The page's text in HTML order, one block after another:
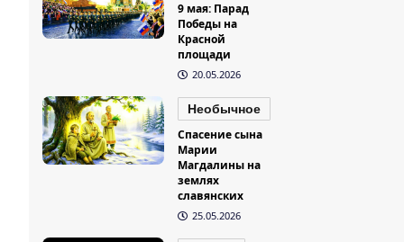
9 мая: Парад
Победы на
Красной
площади
20.05.2026
Необычное
Спасение сына
Марии
Магдалины на
землях
славянских
25.05.2026